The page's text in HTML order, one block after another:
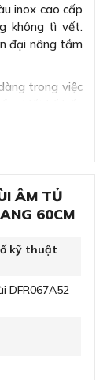
inox cao cấp
không tì vết.
đại nâng tầm
trong việc
ống dẫn khí
mùi mạnh
tế và thẩm
ÂM TỦ
60CM
kỹ thuật
DFR067A52